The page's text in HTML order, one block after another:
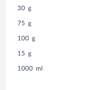
30 g
75 g
100 g
15 g
1000 ml